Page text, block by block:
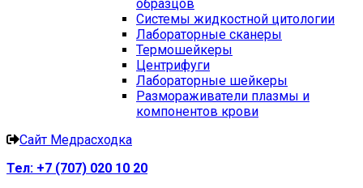
образцов
Системы жидкостной цитологии
Лабораторные сканеры
Термошейкеры
Центрифуги
Лабораторные шейкеры
Размораживатели плазмы и
компонентов крови
Сайт Медрасходка
Тел: +7 (707) 020 10 20